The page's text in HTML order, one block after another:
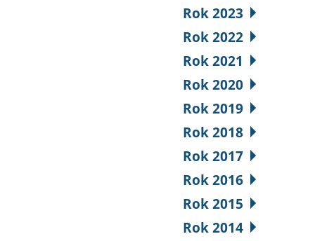
Rok 2023
Rok 2022
Rok 2021
Rok 2020
Rok 2019
Rok 2018
Rok 2017
Rok 2016
Rok 2015
Rok 2014